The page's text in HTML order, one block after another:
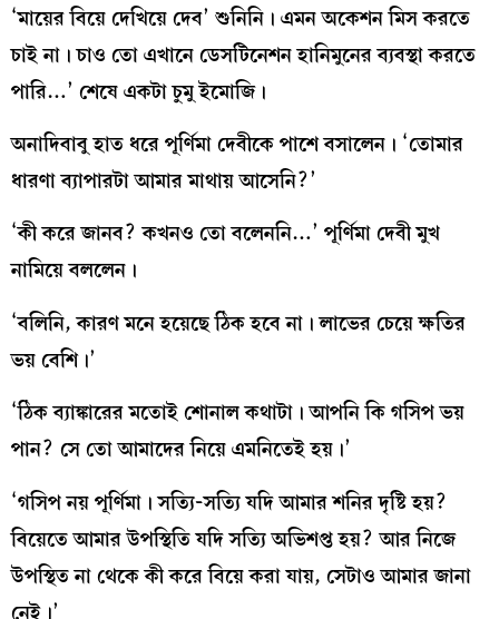
‘মায়ের বিয়ে দেখিয়ে দেব’ শুনিনি। এমন অকেশন মিস করতে
চাই না। চাও তো এখানে ডেসটিনেশন হানিমুনের ব্যবস্থা করতে
পারি…’ শেষে একটা চুমু ইমোজি।
অনাদিবাবু হাত ধরে পূর্ণিমা দেবীকে পাশে বসালেন। ‘তোমার
ধারণা ব্যাপারটা আমার মাথায় আসেনি?’
‘কী করে জানব? কখনও তো বলেননি…’ পূর্ণিমা দেবী মুখ
নামিয়ে বললেন।
‘বলিনি, কারণ মনে হয়েছে ঠিক হবে না। লাভের চেয়ে ক্ষতির
ভয় বেশি।’
‘ঠিক ব্যাঙ্কারের মতোই শোনাল কথাটা। আপনি কি গসিপ ভয়
পান? সে তো আমাদের নিয়ে এমনিতেই হয়।’
‘গসিপ নয় পূর্ণিমা। সত্যি-সত্যি যদি আমার শনির দৃষ্টি হয়?
বিয়েতে আমার উপস্থিতি যদি সত্যি অভিশপ্ত হয়? আর নিজে
উপস্থিত না থেকে কী করে বিয়ে করা যায়, সেটাও আমার জানা
নেই।’